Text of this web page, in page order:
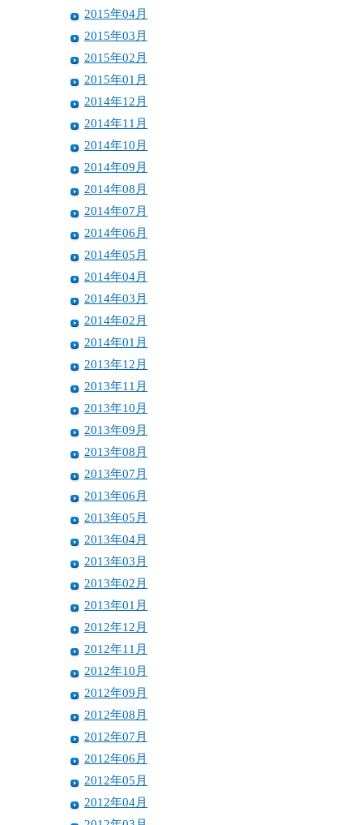
2015年04月
2015年03月
2015年02月
2015年01月
2014年12月
2014年11月
2014年10月
2014年09月
2014年08月
2014年07月
2014年06月
2014年05月
2014年04月
2014年03月
2014年02月
2014年01月
2013年12月
2013年11月
2013年10月
2013年09月
2013年08月
2013年07月
2013年06月
2013年05月
2013年04月
2013年03月
2013年02月
2013年01月
2012年12月
2012年11月
2012年10月
2012年09月
2012年08月
2012年07月
2012年06月
2012年05月
2012年04月